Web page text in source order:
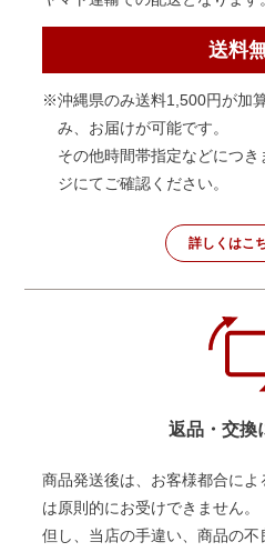
送料
※沖縄県のみ送料1,500円が加
み、お届けが可能です。
その他時間帯指定などにつ
ジにてご確認ください。
詳しくはこ
返品・交換
商品発送後は、お客様都合に
は原則的にお受けできません。
但し、当店の手違い、商品の